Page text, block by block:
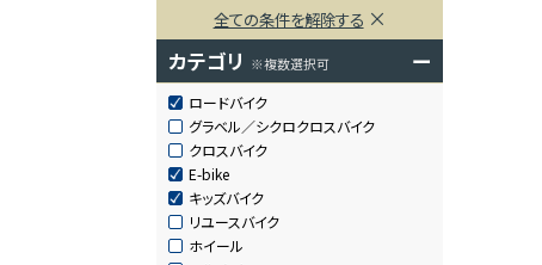
全ての条件を解除する
カテゴリ ※複数選択可 ー
ロードバイク
グラベル／シクロクロスバイク
クロスバイク
E-bike
キッズバイク
リユースバイク
ホイール